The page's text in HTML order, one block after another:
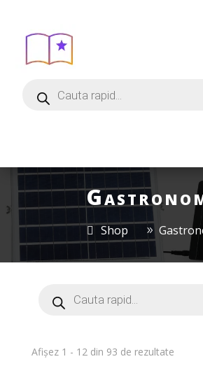
Shop
Afișez 1 - 12 din 93 de rezultate